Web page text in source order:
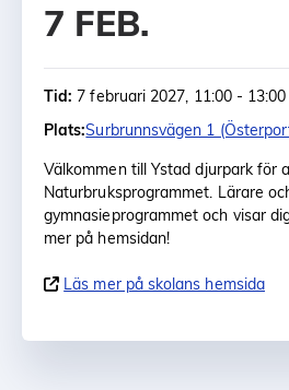
7 FEB.
Tid: 7 februari 2027, 11:00 - 13:00
Plats:Surbrunnsvägen 1
Välkommen till Ystad djurpark för
Naturbruksprogrammet. Lärare
gymnasieprogrammet och visar
mer på hemsidan!
Läs mer på skolans hemsida